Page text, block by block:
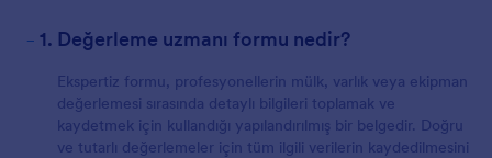
- 1. Değerleme uzmanı formu nedir?
Ekspertiz formu, profesyonellerin mülk, varlık veya ekipman
değerlemesi sırasında detaylı bilgileri toplamak ve
kaydetmek için kullandığı yapılandırılmış bir belgedir. Doğru
ve tutarlı değerlemeler için tüm ilgili verilerin kaydedilmesini